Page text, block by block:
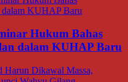
Hukum Bahas
dalam KUHAP Baru